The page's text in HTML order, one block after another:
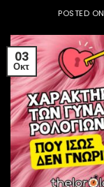
POSTED ON
03
Οκτ